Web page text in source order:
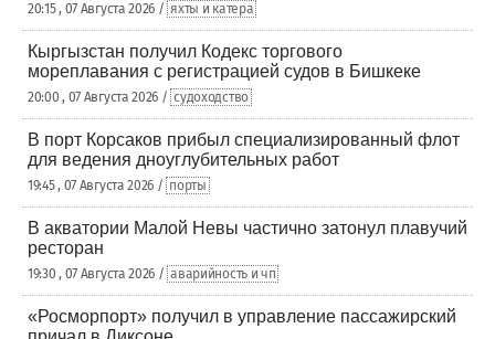
20:15 , 07 Августа 2026 / яхты и катера
Кыргызстан получил Кодекс торгового
мореплавания с регистрацией судов в Бишкеке
20:00 , 07 Августа 2026 / судоходство
В порт Корсаков прибыл специализированный флот
для ведения дноуглубительных работ
19:45 , 07 Августа 2026 / порты
В акватории Малой Невы частично затонул плавучий
ресторан
19:30 , 07 Августа 2026 / аварийность и чп
«Росморпорт» получил в управление пассажирский